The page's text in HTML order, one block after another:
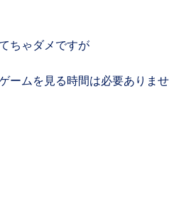
ちゃダメですが
ームを見る時間は必要ありませ